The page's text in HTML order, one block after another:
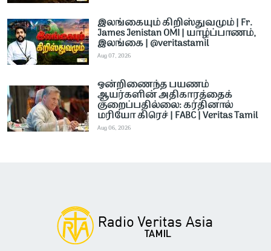
இலங்கையும் கிறிஸ்துவமும் | Fr.
James Jenistan OMI | யாழ்ப்பாணம்,
இலங்கை | @veritastamil ​
Aug 07, 2026
ஒன்றிணைந்த பயணம்
ஆயர்களின் அதிகாரத்தைக்
குறைப்பதில்லை: கர்தினால்
மரியோ கிரெச் | FABC | Veritas Tamil
Aug 06, 2026